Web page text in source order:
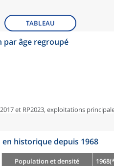
TABLEAU
par âge regroupé
et RP2023, exploitations
en historique depuis 1968
Population et densité